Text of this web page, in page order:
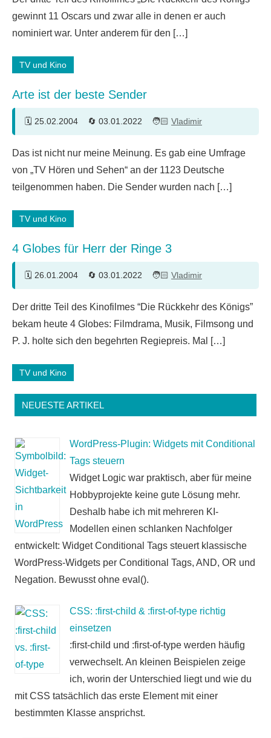
gewinnt 11 Oscars und zwar alle in denen er auch
nominiert war. Unter anderem für den […]
TV und Kino
Arte ist der beste Sender
25.02.2004 03.01.2022 Vladimir
Kommentare
Das ist nicht nur meine Meinung. Es gab eine Umfrage
von „TV Hören und Sehen“ an der 1123 Deutsche
teilgenommen haben. Die Sender wurden nach […]
TV und Kino
4 Globes für Herr der Ringe 3
26.01.2004 03.01.2022 Vladimir
Der dritte Teil des Kinofilmes “Die Rückkehr des Königs”
bekam heute 4 Globes: Filmdrama, Musik, Filmsong und
P. J. holte sich den begehrten Regiepreis. Mal […]
TV und Kino
NEUESTE ARTIKEL
WordPress-Plugin: Widgets mit Conditional
Tags steuern
Widget Logic war praktisch, aber für meine
Hobbyprojekte keine gute Lösung mehr.
Deshalb habe ich mit mehreren KI-
Modellen einen schlanken Nachfolger
entwickelt: Widget Conditional Tags steuert klassische
WordPress-Widgets per Conditional Tags, AND, OR und
Negation. Bewusst ohne eval().
CSS: :first-child & :first-of-type richtig
einsetzen
:first-child und :first-of-type werden häufig
verwechselt. An kleinen Beispielen zeige
ich, worin der Unterschied liegt und wie du
mit CSS tatsächlich das erste Element mit einer
bestimmten Klasse ansprichst.